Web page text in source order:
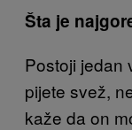
Šta je
Postoji jedan
pijete svež,
kaže da on